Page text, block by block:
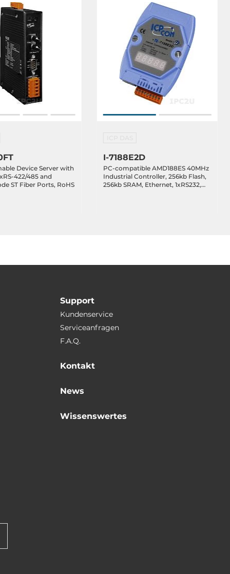
Device Server with
422/485 and
ST Fiber Ports, RoHS
I-7188E2D
PC-compatible AMD188ES 40MHz
Industrial Controller, 256kb Flash,
256kb SRAM, Ethernet, 1xRS232,
Support
Kundenservice
Serviceanfragen
F.A.Q.
Kontakt
News
Wissenswertes